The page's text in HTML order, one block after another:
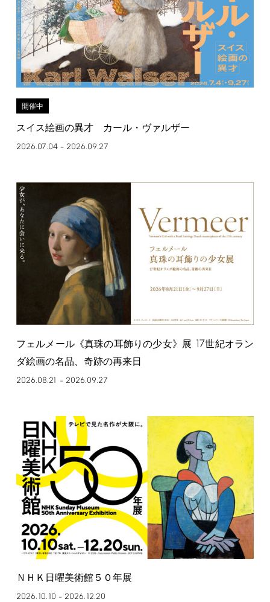
開催中
スイス絵画の異才 カール・ヴァルザー
2026.07.04– 2026.09.27
フェルメール《真珠の耳飾りの少女》展 17世紀オラン
ダ絵画の名品、奇跡の再来日
2026.08.21 – 2026.09.27
ＮＨＫ日曜美術館５０年展
2026.10.10 – 2026.12.20